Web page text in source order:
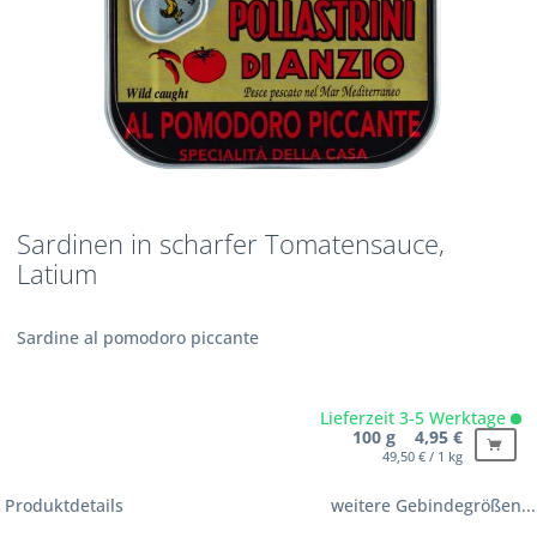
Sardinen in scharfer Tomatensauce,
Latium
Sardine al pomodoro piccante
Lieferzeit 3-5 Werktage
100 g 4,95 €
49,50 € / 1 kg
Produktdetails weitere Gebindegrößen...